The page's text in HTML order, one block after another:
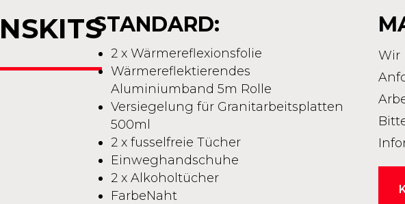
STANDARD:
2 x Wärmereflexionsfolie
Wärmereflektierendes
Aluminiumband 5m Rolle
Versiegelung für Granitarbeitsplatten
500ml
2 x fusselfreie Tücher
Einweghandschuhe
2 x Alkoholtücher
FarbeNaht
Wir